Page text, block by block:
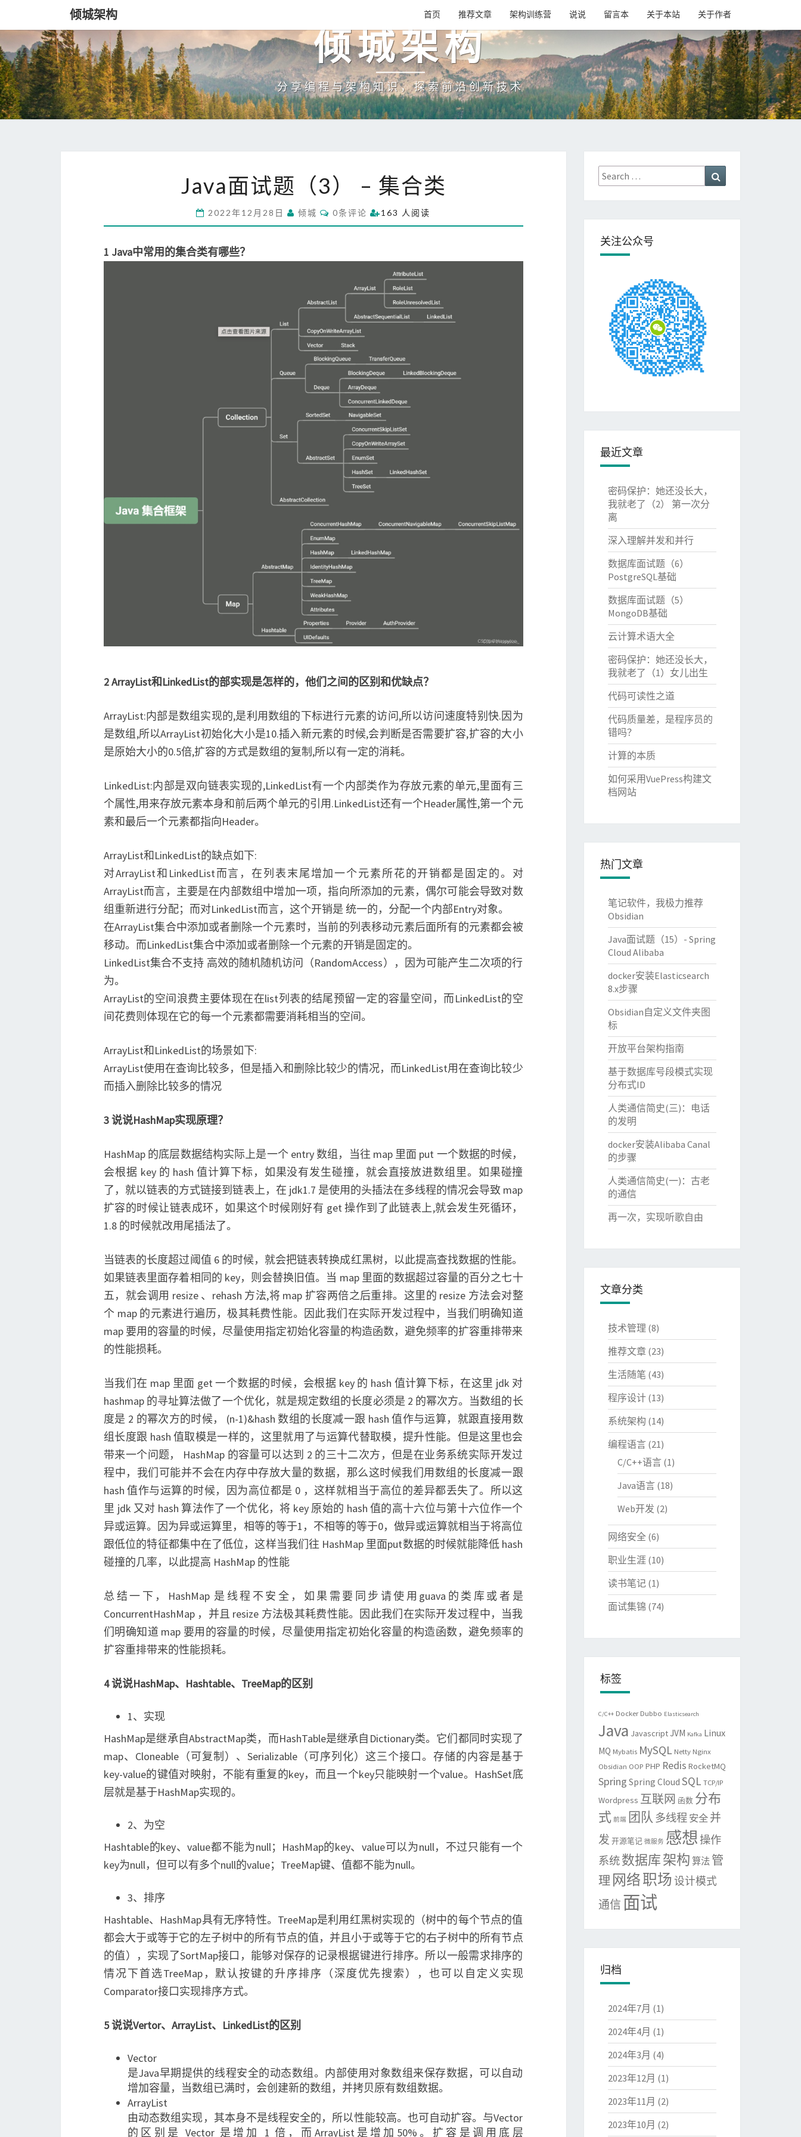
倾城架构 首页 推荐文章 架构训练营 说说 留言本 关于本站 关于作者
倾城架构
分享编程与架构知识，探索前沿创新技术
a
v
a
面
题
）
集
合
类
Java面试题（3） – 集合类
2022年12月28日 倾城
C
O
M
T
0条评论 163 人阅读
1 Java中常用的集合类有哪些？
2 ArrayList和LinkedList的部实现是怎样的，他们之间的区别和优缺点？
ArrayList:内部是数组实现的,是利用数组的下标进行元素的访问,所以访问速度特别快.因为
是数组,所以ArrayList初始化大小是10.插入新元素的时候,会判断是否需要扩容,扩容的大小
是原始大小的0.5倍,扩容的方式是数组的复制,所以有一定的消耗。
LinkedList:内部是双向链表实现的,LinkedList有一个内部类作为存放元素的单元,里面有三
个属性,用来存放元素本身和前后两个单元的引用.LinkedList还有一个Header属性,第一个元
素和最后一个元素都指向Header。
ArrayList和LinkedList的缺点如下:
对ArrayList和LinkedList而言，在列表末尾增加一个元素所花的开销都是固定的。对
ArrayList而言，主要是在内部数组中增加一项，指向所添加的元素，偶尔可能会导致对数
组重新进行分配；而对LinkedList而言，这个开销是 统一的，分配一个内部Entry对象。
在ArrayList集合中添加或者删除一个元素时，当前的列表移动元素后面所有的元素都会被
移动。而LinkedList集合中添加或者删除一个元素的开销是固定的。
LinkedList集合不支持 高效的随机随机访问（RandomAccess），因为可能产生二次项的行
为。
ArrayList的空间浪费主要体现在在list列表的结尾预留一定的容量空间，而LinkedList的空
间花费则体现在它的每一个元素都需要消耗相当的空间。
ArrayList和LinkedList的场景如下:
ArrayList使用在查询比较多，但是插入和删除比较少的情况，而LinkedList用在查询比较少
而插入删除比较多的情况
3 说说HashMap实现原理？
HashMap 的底层数据结构实际上是一个 entry 数组，当往 map 里面 put 一个数据的时候，
会根据 key 的 hash 值计算下标，如果没有发生碰撞，就会直接放进数组里。如果碰撞
了，就以链表的方式链接到链表上，在 jdk1.7 是使用的头插法在多线程的情况会导致 map
扩容的时候让链表成环，如果这个时候刚好有 get 操作到了此链表上,就会发生死循环，
1.8 的时候就改用尾插法了。
当链表的长度超过阈值 6 的时候，就会把链表转换成红黑树，以此提高查找数据的性能。
如果链表里面存着相同的 key，则会替换旧值。当 map 里面的数据超过容量的百分之七十
五，就会调用 resize 、rehash 方法,将 map 扩容两倍之后重排。这里的 resize 方法会对整
个 map 的元素进行遍历，极其耗费性能。因此我们在实际开发过程中，当我们明确知道
map 要用的容量的时候，尽量使用指定初始化容量的构造函数，避免频率的扩容重排带来
的性能损耗。
当我们在 map 里面 get 一个数据的时候，会根据 key 的 hash 值计算下标，在这里 jdk 对
hashmap 的寻址算法做了一个优化，就是规定数组的长度必须是 2 的幂次方。当数组的长
度是 2 的幂次方的时候， (n-1)&hash 数组的长度减一跟 hash 值作与运算，就跟直接用数
组长度跟 hash 值取模是一样的，这里就用了与运算代替取模，提升性能。但是这里也会
带来一个问题， HashMap 的容量可以达到 2 的三十二次方，但是在业务系统实际开发过
程中，我们可能并不会在内存中存放大量的数据，那么这时候我们用数组的长度减一跟
hash 值作与运算的时候，因为高位都是 0 ，这样就相当于高位的差异都丢失了。所以这
里 jdk 又对 hash 算法作了一个优化，将 key 原始的 hash 值的高十六位与第十六位作一个
异或运算。因为异或运算里，相等的等于1，不相等的等于0，做异或运算就相当于将高位
跟低位的特征都集中在了低位，这样当我们往 HashMap 里面put数据的时候就能降低 hash
碰撞的几率，以此提高 HashMap 的性能
总结一下，HashMap 是线程不安全，如果需要同步请使用guava的类库或者是
ConcurrentHashMap ，并且 resize 方法极其耗费性能。因此我们在实际开发过程中，当我
们明确知道 map 要用的容量的时候，尽量使用指定初始化容量的构造函数，避免频率的
扩容重排带来的性能损耗。
4 说说HashMap、Hashtable、TreeMap的区别
1、实现
HashMap是继承自AbstractMap类，而HashTable是继承自Dictionary类。它们都同时实现了
map、Cloneable（可复制）、Serializable（可序列化）这三个接口。存储的内容是基于
key-value的键值对映射，不能有重复的key，而且一个key只能映射一个value。HashSet底
层就是基于HashMap实现的。
2、为空
Hashtable的key、value都不能为null；HashMap的key、value可以为null，不过只能有一个
key为null，但可以有多个null的value；TreeMap键、值都不能为null。
3、排序
Hashtable、HashMap具有无序特性。TreeMap是利用红黑树实现的（树中的每个节点的值
都会大于或等于它的左子树中的所有节点的值，并且小于或等于它的右子树中的所有节点
的值），实现了SortMap接口，能够对保存的记录根据键进行排序。所以一般需求排序的
情况下首选TreeMap，默认按键的升序排序（深度优先搜索），也可以自定义实现
Comparator接口实现排序方式。
5 说说Vertor、ArrayList、LinkedList的区别
Vector
是Java早期提供的线程安全的动态数组。内部使用对象数组来保存数据，可以自动
增加容量，当数组已满时，会创建新的数组，并拷贝原有数组数据。
ArrayList
由动态数组实现，其本身不是线程安全的，所以性能较高。也可自动扩容。与Vector
的区别是 Vector 是增加 1 倍，而ArrayList是增加50%。扩容是调用底层
Search
for:
关注公众号
最近文章
密码保护：她还没长大，
我就老了（2） 第一次分
离
深入理解并发和并行
数据库面试题（6）
PostgreSQL基础
数据库面试题（5）
MongoDB基础
云计算术语大全
密码保护：她还没长大，
我就老了（1）女儿出生
代码可读性之道
代码质量差，是程序员的
错吗？
计算的本质
如何采用VuePress构建文
档网站
热门文章
笔记软件，我极力推荐
Obsidian
Java面试题（15）- Spring
Cloud Alibaba
docker安装Elasticsearch
8.x步骤
Obsidian自定义文件夹图
标
开放平台架构指南
基于数据库号段模式实现
分布式ID
人类通信简史(三)：电话
的发明
docker安装Alibaba Canal
的步骤
人类通信简史(一)：古老
的通信
再一次，实现听歌自由
文章分类
技术管理 (8)
推荐文章(23)
生活随笔 (43)
程序设计(13)
系统架构 (14)
编程语言(21)
C/C++语言(1)
Java语言(18)
Web开发 (2)
网络安全(6)
职业生涯(10)
读书笔记(1)
面试集锦 (74)
标签
C/C++ Docker Dubbo Elasticsearch
Java JavascriptJVM Kafka Linux
MQ Mybatis MySQL Netty Nginx
Obsidian OOP PHP Redis RocketMQ
Spring Spring Cloud SQL TCP/IP
Wordpress 互联网 函数 分布
式 前端 团队 多线程 安全 并
发 开源笔记 微服务 感想操作
系统数据库架构 算法 管
理 网络职场设计模式
通信 面试
归档
2024年7月 (1)
2024年4月 (1)
2024年3月 (4)
2023年12月 (1)
2023年11月 (2)
2023年10月 (2)